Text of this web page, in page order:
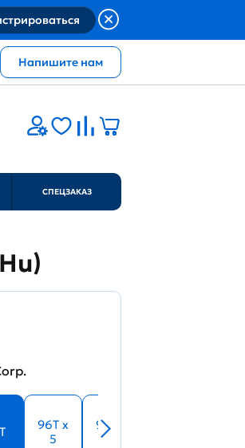
Напишите нам
СПЕЦЗАКАЗ
96T x
5
96T x
10